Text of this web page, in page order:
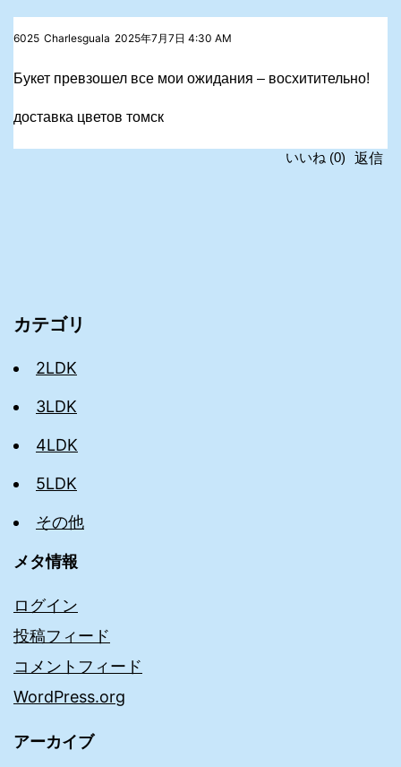
6025 Charlesguala 2025年7月7日 4:30 AM
Букет превзошел все мои ожидания – восхитительно!
доставка цветов томск
返信
いいね (0)
カテゴリ
2LDK
3LDK
4LDK
5LDK
その他
メタ情報
ログイン
投稿フィード
コメントフィード
WordPress.org
アーカイブ